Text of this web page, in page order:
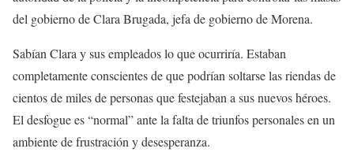
del gobierno de Clara Brugada, jefa de gobierno de Morena.
Sabían Clara y sus empleados lo que ocurriría. Estaban
completamente conscientes de que podrían soltarse las riendas de
cientos de miles de personas que festejaban a sus nuevos héroes.
El desfogue es “normal” ante la falta de triunfos personales en un
ambiente de frustración y desesperanza.